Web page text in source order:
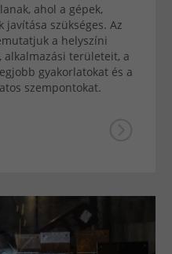
ahol a gépek,
javítása szükséges. Az
a helyszíni
alkalmazási területeit, a
gyakorlatokat és a
szempontokat.